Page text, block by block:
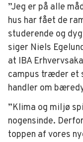
”Jeg er på alle
hus har fået de
studerende og
siger Niels
at IBA
campus træder et
handler om
”Klima og miljø
nogensinde.
toppen af vores